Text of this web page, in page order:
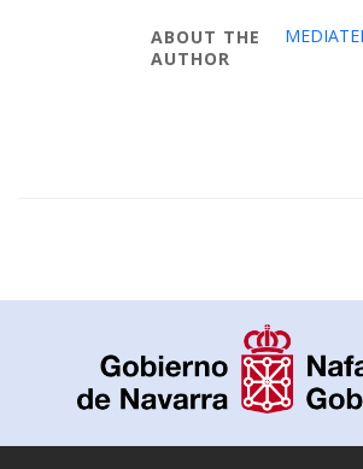
ABOUT THE
AUTHOR